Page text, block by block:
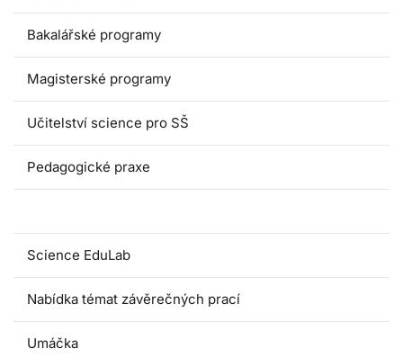
Bakalářské programy
Magisterské programy
Učitelství science pro SŠ
Pedagogické praxe
Science EduLab
Nabídka témat závěrečných prací
Umáčka